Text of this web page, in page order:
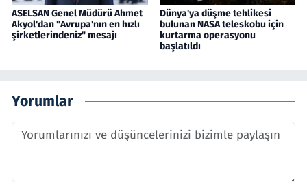
ASELSAN Genel Müdürü Ahmet
Akyol'dan "Avrupa'nın en hızlı
şirketlerindeniz" mesajı
Dünya'ya düşme tehlikesi
bulunan NASA teleskobu için
kurtarma operasyonu
başlatıldı
Yorumlar